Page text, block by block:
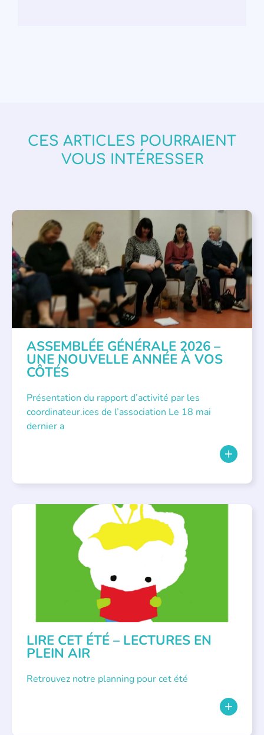
CES ARTICLES POURRAIENT
VOUS INTÉRESSER
APPEL À SOUTIEN , VIE DE L'ASSOCIATION
ASSEMBLÉE GÉNÉRALE 2026 –
UNE NOUVELLE ANNÉE À VOS
CÔTÉS
Présentation du rapport d’activité par les
coordinateur.ices de l’association Le 18 mai
dernier a
BIBLIOTHÈQUES ÉVÉNEMENTS , LECTURE INDIVIDUALISÉE
LITTÉRATURE JEUNESSE
LIRE CET ÉTÉ – LECTURES EN
PLEIN AIR
Retrouvez notre planning pour cet été